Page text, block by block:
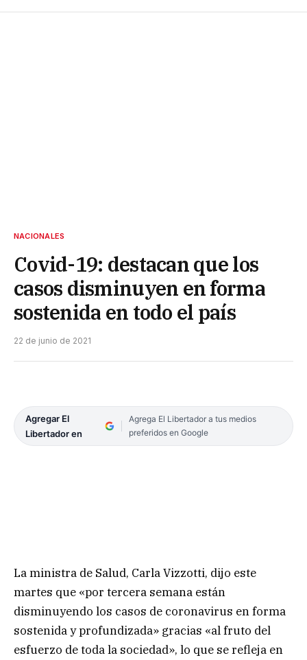
NACIONALES
Covid-19: destacan que los
casos disminuyen en forma
sostenida en todo el país
22 de junio de 2021
Agregar El
Libertador en
Agrega El Libertador a tus medios
preferidos en Google
La ministra de Salud, Carla Vizzotti, dijo este
martes que «por tercera semana están
disminuyendo los casos de coronavirus en forma
sostenida y profundizada» gracias «al fruto del
esfuerzo de toda la sociedad», lo que se refleja en